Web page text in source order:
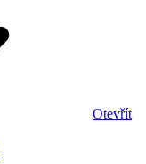
Otevřít